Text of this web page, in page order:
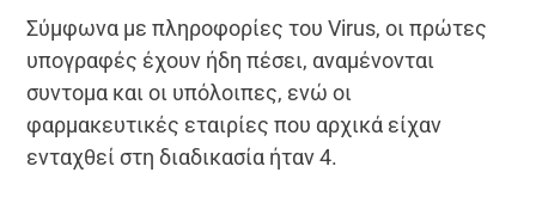
Σύμφωνα με πληροφορίες του Virus, οι πρώτες
υπογραφές έχουν ήδη πέσει, αναμένονται
συντομα και οι υπόλοιπες, ενώ οι
φαρμακευτικές εταιρίες που αρχικά είχαν
ενταχθεί στη διαδικασία ήταν 4.